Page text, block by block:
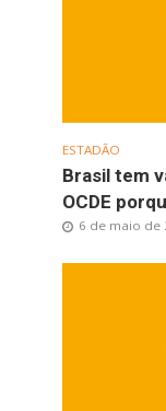
ESTADÃO
Brasil tem
OCDE
6 de maio de